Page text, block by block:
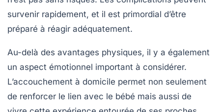
survenir rapidement, et il est primordial d’être
préparé à réagir adéquatement.
Au-delà des avantages physiques, il y a également
un aspect émotionnel important à considérer.
L’accouchement à domicile permet non seulement
de renforcer le lien avec le bébé mais aussi de